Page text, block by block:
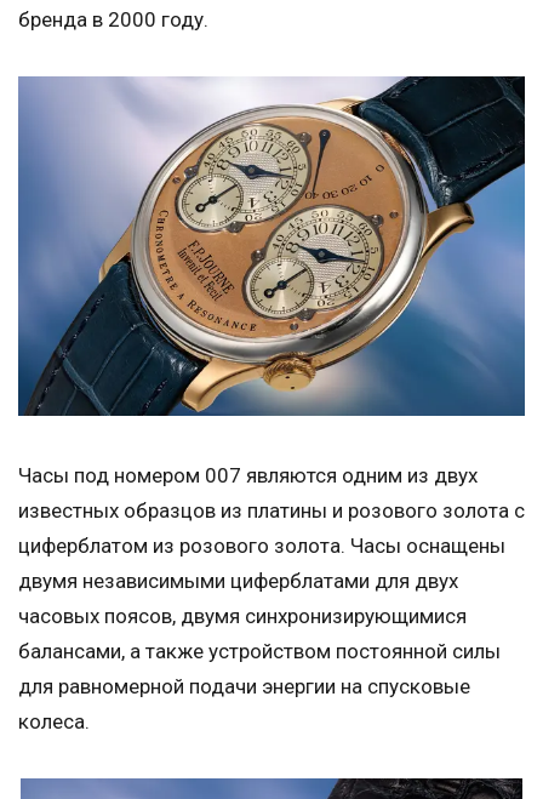
бренда в 2000 году.
Часы под номером 007 являются одним из двух
известных образцов из платины и розового золота с
циферблатом из розового золота. Часы оснащены
двумя независимыми циферблатами для двух
часовых поясов, двумя синхронизирующимися
балансами, а также устройством постоянной силы
для равномерной подачи энергии на спусковые
колеса.